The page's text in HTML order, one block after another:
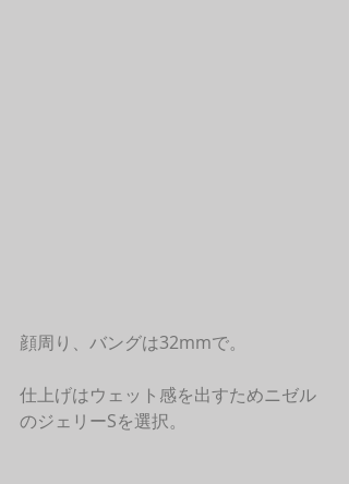
顔周り、バングは32mmで。
仕上げはウェット感を出すためニゼル
のジェリーSを選択。